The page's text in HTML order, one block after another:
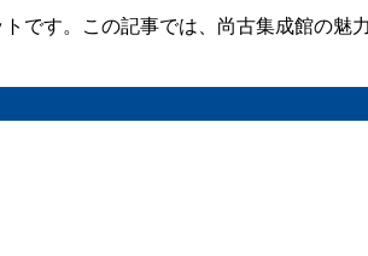
です。この記事では、尚古集成館の魅